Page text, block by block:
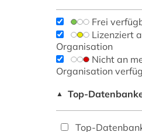
Frei
Lizenziert
Organisation
Nicht an
Organisation
▲ Top-
Top-